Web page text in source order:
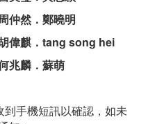
仲然．鄭曉明
偉麒．tang song hei
兆麟．蘇萌
手機短訊以確認，如未